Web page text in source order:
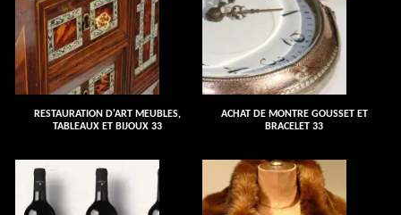
RESTAURATION D'ART MEUBLES,
TABLEAUX ET BIJOUX 33
ACHAT DE MONTRE GOUSSET ET
BRACELET 33